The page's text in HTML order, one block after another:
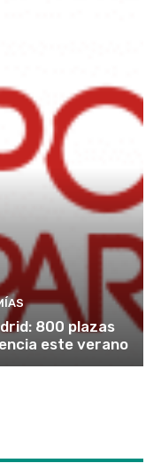
800 plazas
este verano